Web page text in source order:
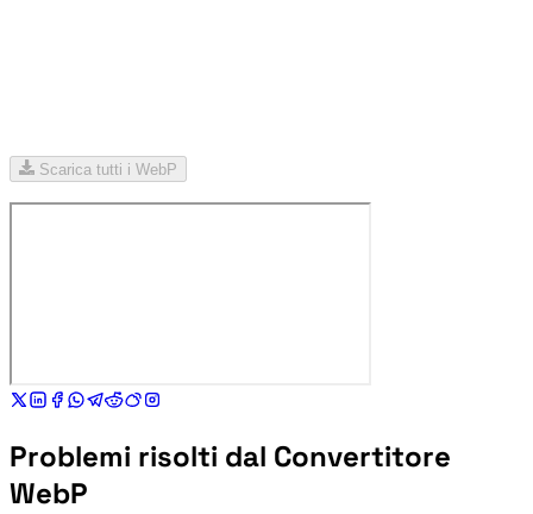
Scarica tutti i WebP
Problemi risolti dal Convertitore
WebP